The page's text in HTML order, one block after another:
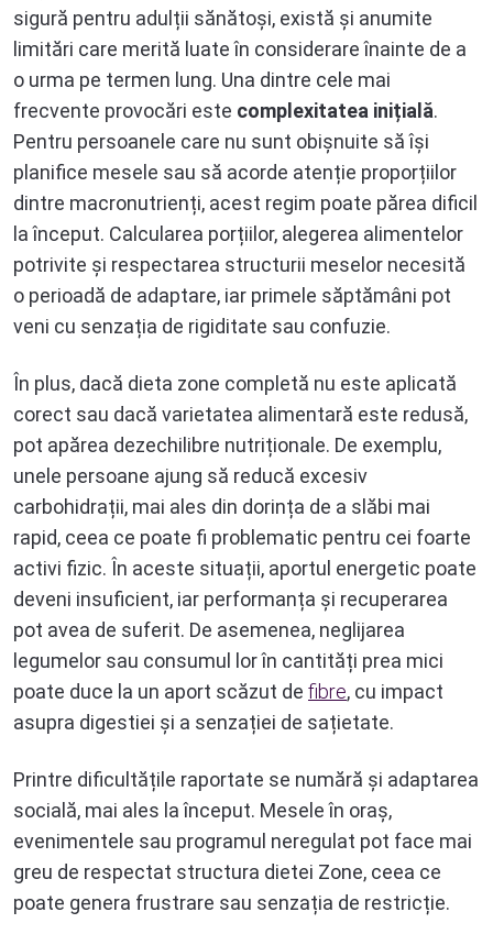
sigură pentru adulții sănătoși, există și anumite
limitări care merită luate în considerare înainte de a
o urma pe termen lung. Una dintre cele mai
frecvente provocări este complexitatea inițială.
Pentru persoanele care nu sunt obișnuite să își
planifice mesele sau să acorde atenție proporțiilor
dintre macronutrienți, acest regim poate părea dificil
la început. Calcularea porțiilor, alegerea alimentelor
potrivite și respectarea structurii meselor necesită
o perioadă de adaptare, iar primele săptămâni pot
veni cu senzația de rigiditate sau confuzie.
În plus, dacă dieta zone completă nu este aplicată
corect sau dacă varietatea alimentară este redusă,
pot apărea dezechilibre nutriționale. De exemplu,
unele persoane ajung să reducă excesiv
carbohidrații, mai ales din dorința de a slăbi mai
rapid, ceea ce poate fi problematic pentru cei foarte
activi fizic. În aceste situații, aportul energetic poate
deveni insuficient, iar performanța și recuperarea
pot avea de suferit. De asemenea, neglijarea
legumelor sau consumul lor în cantități prea mici
poate duce la un aport scăzut de fibre, cu impact
asupra digestiei și a senzației de sațietate.
Printre dificultățile raportate se numără și adaptarea
socială, mai ales la început. Mesele în oraș,
evenimentele sau programul neregulat pot face mai
greu de respectat structura dietei Zone, ceea ce
poate genera frustrare sau senzația de restricție.